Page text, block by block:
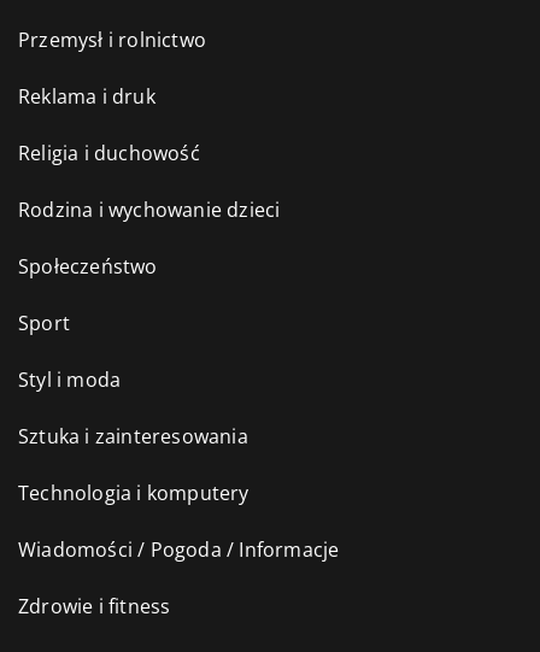
Przemysł i rolnictwo
Reklama i druk
Religia i duchowość
Rodzina i wychowanie dzieci
Społeczeństwo
Sport
Styl i moda
Sztuka i zainteresowania
Technologia i komputery
Wiadomości / Pogoda / Informacje
Zdrowie i fitness